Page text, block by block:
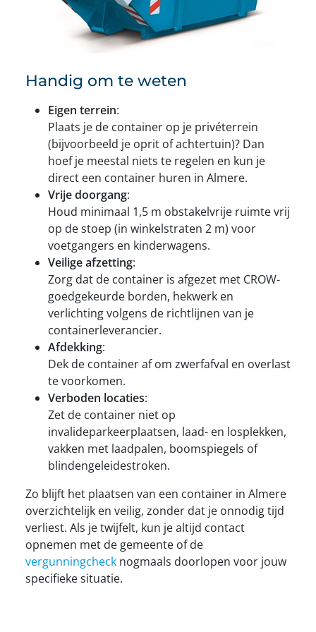
Handig om te weten
Eigen terrein:
Plaats je de container op je privéterrein
(bijvoorbeeld je oprit of achtertuin)? Dan
hoef je meestal niets te regelen en kun je
direct een container huren in Almere.
Vrije doorgang:
Houd minimaal 1,5 m obstakelvrije ruimte vrij
op de stoep (in winkelstraten 2 m) voor
voetgangers en kinderwagens.
Veilige afzetting:
Zorg dat de container is afgezet met CROW-
goedgekeurde borden, hekwerk en
verlichting volgens de richtlijnen van je
containerleverancier.
Afdekking:
Dek de container af om zwerfafval en overlast
te voorkomen.
Verboden locaties:
Zet de container niet op
invalideparkeerplaatsen, laad- en losplekken,
vakken met laadpalen, boomspiegels of
blindengeleidestroken.
Zo blijft het plaatsen van een container in Almere
overzichtelijk en veilig, zonder dat je onnodig tijd
verliest. Als je twijfelt, kun je altijd contact
opnemen met de gemeente of de
vergunningcheck nogmaals doorlopen voor jouw
specifieke situatie.